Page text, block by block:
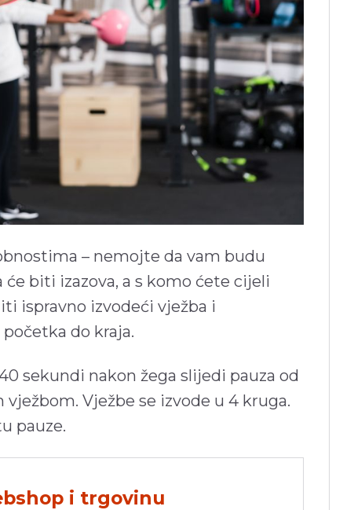
– nemojte da vam budu
biti izazova, a s komo ćete cijeli
ispravno izvodeći vježba i
do kraja.
sekundi nakon žega slijedi pauza od
Vježbe se izvode u 4 kruga.
pauze.
i trgovinu